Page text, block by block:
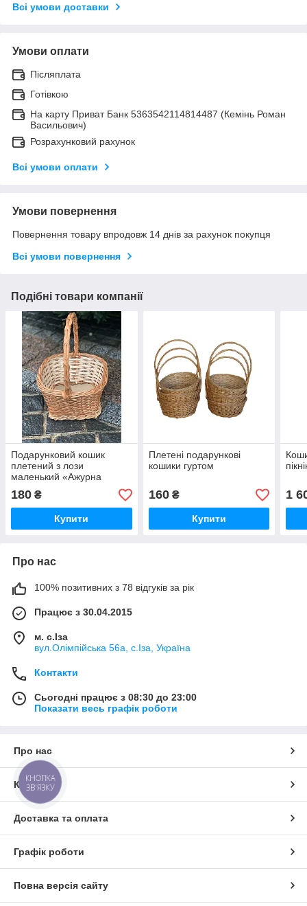
Всі умови доставки
Умови оплати
Післяплата
Готівкою
На карту Приват Банк 5363542114814487 (Кемінь Роман
Васильович)
Розрахунковий рахунок
Всі умови оплати
Умови повернення
Повернення товару впродовж 14 днів за рахунок покупця
Всі умови повернення
Подібні товари компанії
Подарунковий кошик
плетений з лози
маленький «Ажурна
ручка»
180 ₴
Купити
Плетені подарункові
кошики гуртом
160₴
Купити
1
Про нас
100% позитивних з 78 відгуків за рік
Працює з 30.04.2015
м. с.Іза
вул.Олімпійська 56а, с.Іза, Україна
Контакти
Сьогодні працює з 08:30 до 23:00
Показати весь графік роботи
Про нас
Контакти
Доставка та оплата
Графік роботи
Повна версія сайту
КНОПКА
ЗВ'ЯЗКУ